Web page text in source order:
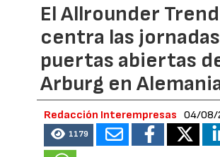
El Allrounder Trend
centra las
puertas abiertas
Arburg en
Redacción Interempresas 04/08/
1179